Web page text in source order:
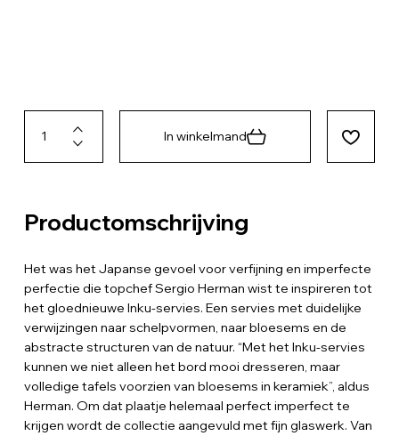
In winkelmand
Productomschrijving
Het was het Japanse gevoel voor verfijning en imperfecte
perfectie die topchef Sergio Herman wist te inspireren tot
het gloednieuwe Inku-servies. Een servies met duidelijke
verwijzingen naar schelpvormen, naar bloesems en de
abstracte structuren van de natuur. “Met het Inku-servies
kunnen we niet alleen het bord mooi dresseren, maar
volledige tafels voorzien van bloesems in keramiek”, aldus
Herman. Om dat plaatje helemaal perfect imperfect te
krijgen wordt de collectie aangevuld met fijn glaswerk. Van